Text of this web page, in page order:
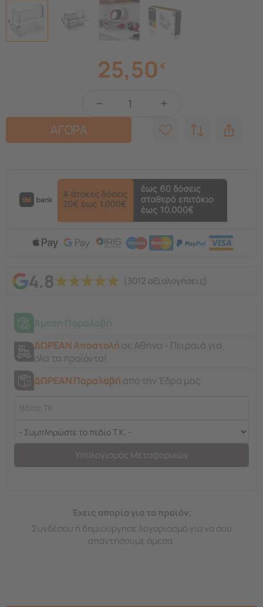
25,50 €
+
−
ΑΓΟΡΑ
4.8★★★★★ (3012 αξιολογήσεις)
ΔΩΡΕΑΝ Αποστολή σε Αθήνα - Πειραιά για
όλα τα προϊόντα!
ΔΩΡΕΑΝ Παραλαβή από την Έδρα μας
Υπολογισμός Μεταφορικών
Έχεις απορία για το προϊόν;
Συνδέσου ή δημιούργησε λογαριασμό για να σου
απαντήσουμε άμεσα.